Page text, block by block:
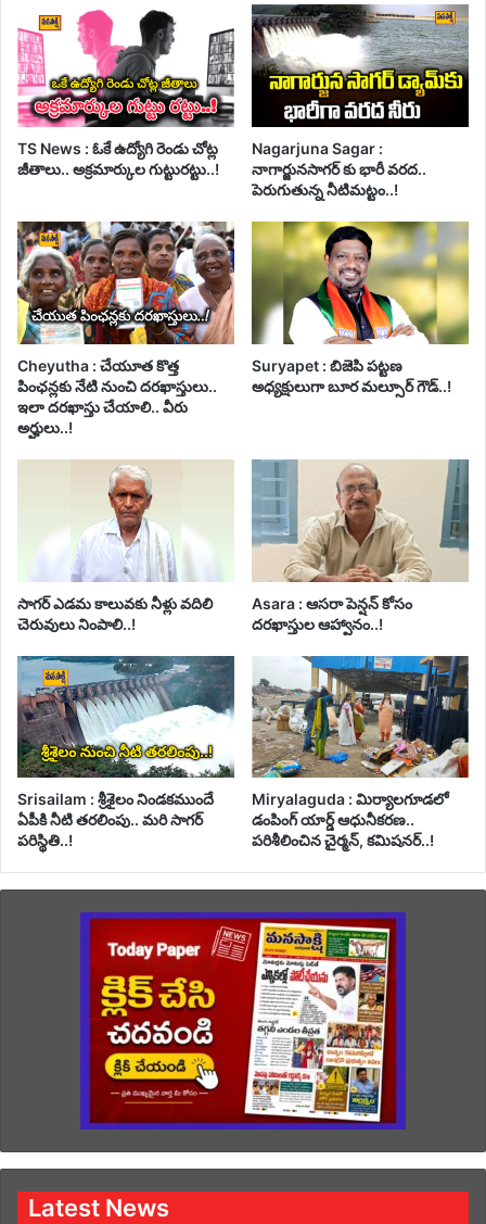
TS News : ఓకే ఉద్యోగి రెండు చోట్ల
జీతాలు.. అక్రమార్కుల గుట్టురట్టు..!
Nagarjuna Sagar :
నాగార్జునసాగర్ కు భారీ వరద..
పెరుగుతున్న నీటిమట్టం..!
Cheyutha : చేయూత కొత్త
పింఛన్లకు నేటి నుంచి దరఖాస్తులు..
ఇలా దరఖాస్తు చేయాలి.. వీరు
అర్హులు..!
Suryapet : బిజెపి పట్టణ
అధ్యక్షులుగా బూర మల్సూర్ గౌడ్..!
సాగర్ ఎడమ కాలువకు నీళ్లు వదిలి
చెరువులు నింపాలి..!
Asara : ఆసరా పెన్షన్ కోసం
దరఖాస్తుల ఆహ్వానం..!
Srisailam : శ్రీశైలం నిండకముందే
ఏపీకి నీటి తరలింపు.. మరి సాగర్
పరిస్థితి..!
Miryalaguda : మిర్యాలగూడలో
డంపింగ్ యార్డ్ ఆధునీకరణ..
పరిశీలించిన చైర్మన్, కమిషనర్..!
Latest News